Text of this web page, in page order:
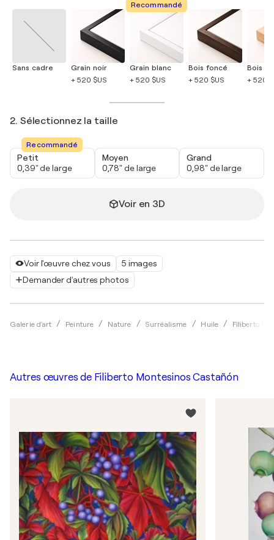
Voir l'œuvre chez vous
5 images
Demander d'autres photos
Galerie d'art Peinture Nature Surréalisme Huile Filiberto
Sans cadre
Grain noir
+ 520 $US
Recommandé
Grain blanc
+ 520 $US
Bois foncé
+ 520 $US
Bois
+ 520
2. Sélectionnez la taille
Recommandé
Petit
0,39" de large
Moyen
0,78" de large
Grand
0,98" de large
Voir en 3D
Autres œuvres de Filiberto Montesinos Castañón